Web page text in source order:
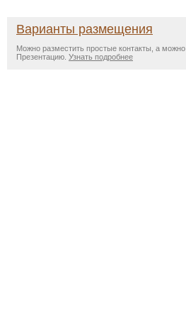
Варианты размещения
Можно разместить простые контакты, а можно
Презентацию. Узнать подробнее